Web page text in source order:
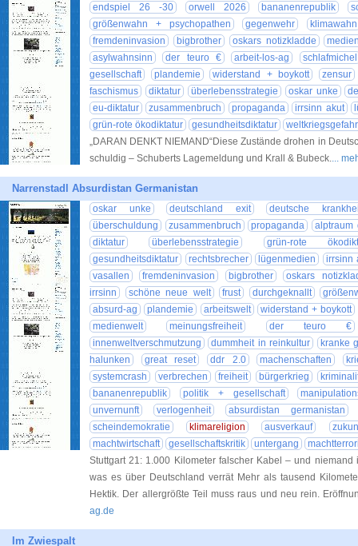
endspiel 26 -30
orwell 2026 bananenrepublik
größenwahn + psychopathen
gegenwehr
klimawahn
fremdeninvasion
bigbrother oskars notizkladde
asylwahnsinn
der teuro € arbeit-los-ag
schlafmichel
gesellschaft
plandemie widerstand + boykott
zensur
faschismus
diktatur überlebensstrategie oskar unke
eu-diktatur
zusammenbruch propaganda irrsinn akut
grün-rote ökodiktatur
gesundheitsdiktatur
„DARAN DENKT NIEMAND“Diese Zustände drohen in
schuldig – Schuberts Lagemeldung und Krall & Bubeck....
Narrenstadl Absurdistan Germanistan
oskar unke deutschland exit
deutsche
überschuldung
zusammenbruch propaganda
alptraum
diktatur
überlebensstrategie
grün-rote
gesundheitsdiktatur
rechtsbrecher lügenmedien
irrsinn
vasallen
fremdeninvasion bigbrother
oskars
irrsinn
schöne neue welt frust durchgeknallt
absurd-ag
plandemie arbeitswelt
widerstand + boykott
medienwelt
meinungsfreiheit
der teuro €
innenweltverschmutzung
dummheit in reinkultur
kranke
halunken
great reset ddr 2.0 machenschaften
systemcrash
verbrechen freiheit bürgerkrieg
bananenrepublik
politik + gesellschaft
unvernunft
verlogenheit
absurdistan germanistan
scheindemokratie
klimareligion ausverkauf
machtwirtschaft
gesellschaftskritik untergang
Stuttgart 21: 1.000 Kilometer falscher Kabel – und
was es über Deutschland verrät Mehr als tausend
Hektik. Der allergrößte Teil muss raus und neu rein.
ag.de
Im Zwiespalt